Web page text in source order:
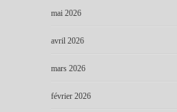
mai 2026
avril 2026
mars 2026
février 2026